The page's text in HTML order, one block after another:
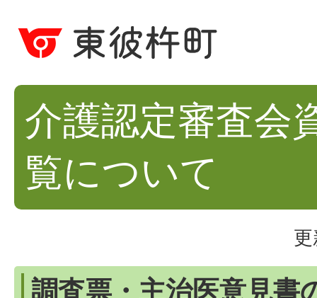
介護認定審査会
覧について
調査票・主治医意見書